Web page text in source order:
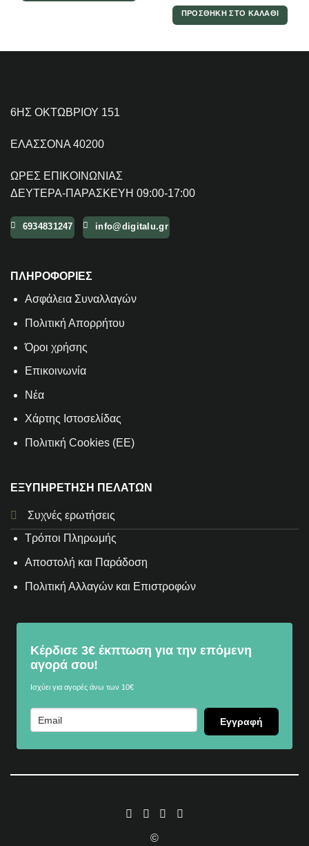
ΠΡΟΣΘΉΚΗ ΣΤΟ ΚΑΛΆΘΙ
6ΗΣ ΟΚΤΩΒΡΙΟΥ 151
ΕΛΑΣΣΟΝΑ 40200
ΩΡΕΣ ΕΠΙΚΟΙΝΩΝΙΑΣ
ΔΕΥΤΕΡΑ-ΠΑΡΑΣΚΕΥΗ 09:00-17:00
6934831247 info@digitalu.gr
ΠΛΗΡΟΦΟΡΙΕΣ
Aσφάλεια Συναλλαγών
Πολιτική Απορρήτου
Όροι χρήσης
Επικοινωνία
Νέα
Χάρτης Ιστοσελίδας
Πολιτική Cookies (ΕΕ)
ΕΞΥΠΗΡΕΤΗΣΗ ΠΕΛΑΤΩΝ
Συχνές ερωτήσεις
Τρόποι Πληρωμής
Αποστολή και Παράδοση
Πολιτική Αλλαγών και Επιστροφών
Κέρδισε 3€ έκπτωση για την επόμενη
αγορά σου!
Ισχύει για αγορές άνω των 10€
Εγγραφή
©